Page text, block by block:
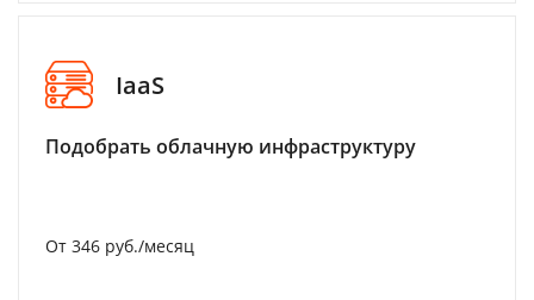
IaaS
Подобрать облачную инфраструктуру
От 346 руб./месяц